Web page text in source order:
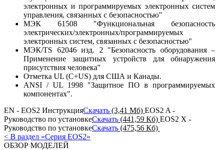
электронных и программируемых электронных систем
управления, связанных с безопасностью"
МЭК 61508 "Функциональная безопасность
электрических/электронных/программируемых
электронных систем, связанных с безопасностью"
МЭК/TS 62046 изд. 2 "Безопасность оборудования –
Применение защитных устройств для обнаружения
присутствия человека"
Отметка UL (C+US) для США и Канады.
ANSI / UL 1998 "Защитное ПО в программируемых
компонентах".
EN - EOS2 ИнструкцияСкачать (3,41 Мб) EOS2 A -
Руководство по установкеСкачать (441,59 Кб) EOS2 X -
Руководство по установкеСкачать (475,56 Кб)
< В раздел «Серия EOS2»
ОБЗОР МОДЕЛЕЙ